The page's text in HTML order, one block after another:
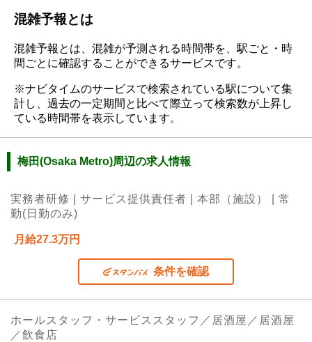
混雑予報とは
混雑予報とは、混雑が予測される時間帯を、駅ごと・時
間ごとに確認することができるサービスです。
※ナビタイムのサービスで検索されている駅について集
計し、過去の一定期間と比べて際立って検索数が上昇し
ている時間帯を表示しています。
梅田(Osaka Metro)周辺の求人情報
実務者研修 | サービス提供責任者 | 本部（施設） | 常
勤(日勤のみ)
月給27.3万円
条件を確認
ホールスタッフ・サービススタッフ／居酒屋／居酒屋
／飲食店